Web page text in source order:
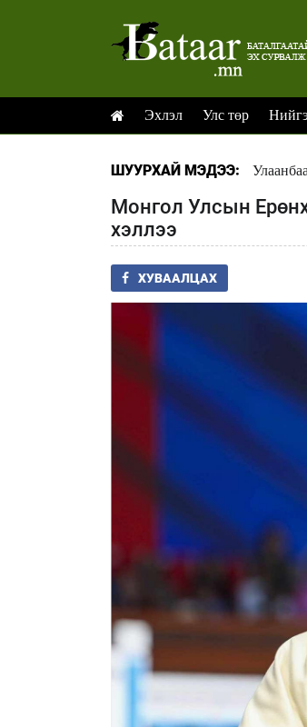
Эхлэл Улс төр
ШУУРХАЙ МЭДЭЭ:
Монгол Улсын
хэллээ
ХУВААЛЦАХ